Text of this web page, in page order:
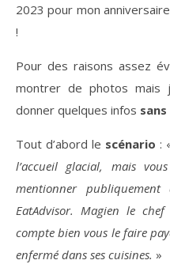
2023 pour mon
!
Pour des raisons assez
montrer de photos
donner quelques infos
Tout d’abord le scénario :
l’accueil glacial, mais
mentionner
EatAdvisor. Magien le
compte bien vous le faire
enfermé dans ses cuisines. »